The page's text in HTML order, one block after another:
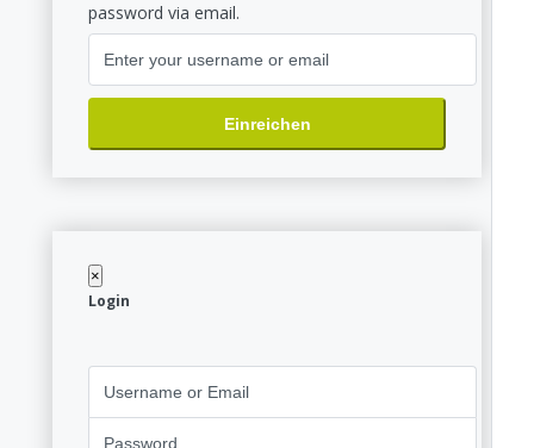
password via email.
Einreichen
×
Login